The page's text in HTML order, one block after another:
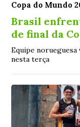
Copa do Mundo
Brasil
de final da
Equipe norueguesa
nesta terça